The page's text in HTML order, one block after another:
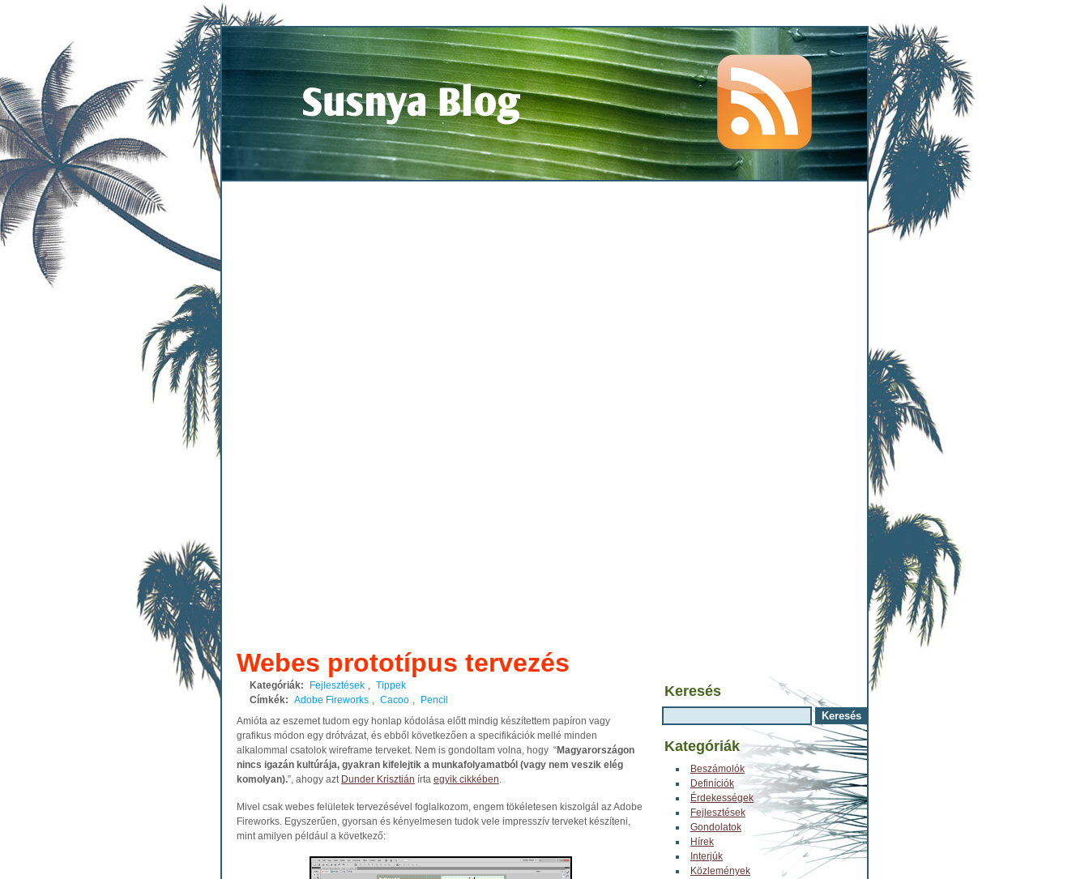
Webes prototípus tervezés
Kategóriák: Fejlesztések , Tippek
Címkék: Adobe Fireworks , Cacoo ,
Pencil
Amióta az eszemet tudom egy honlap kódolása előtt mindig készítettem papíron vagy
grafikus módon egy drótvázat, és ebből következően a specifikációk mellé minden
alkalommal csatolok wireframe terveket. Nem is gondoltam volna, hogy “Magyarországon
nincs igazán kultúrája, gyakran kifelejtik a munkafolyamatból (vagy nem veszik elég
komolyan).”, ahogy azt Dunder Krisztián írta egyik cikkében.
Mivel csak webes felületek tervezésével foglalkozom, engem tökéletesen kiszolgál az Adobe
Fireworks. Egyszerűen, gyorsan és kényelmesen tudok vele impresszív terveket készíteni,
mint amilyen például a következő:
Keresés
Kategóriák
Beszámolók
Definíciók
Érdekességek
Fejlesztések
Gondolatok
Hírek
Interjúk
Közlemények